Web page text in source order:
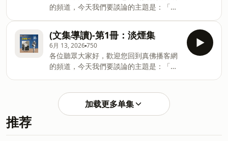
容，請上「真佛般若藏」網站線上閱讀。
心可造地獄」的佛教哲理。我們將學習如
何以花崗石般的意志面對人生的荊棘與逆
境，在心中點亮一盞不滅的明燈。關於本
書更多深入的介紹，連結請按此處。若想
深入了解這本書完整內容，請上「真佛般
若藏」網站線上閱讀。(前往真佛般若藏)
的頻道，今天我們要談論的主題是：「蓮
書的導讀。《夢園小語》是一座心靈的花
園，記錄了作者青年時期對自然、情感與
人生的深刻獨白。節目中，我們將分享如
何從樹木、瀑布等自然景物中汲取人生哲
理，並以白話探討佛教中「心即是佛」、
「因果善念」等基本觀念。當您感到挫折
或對未來不確定時，這本書將引導您找回
內在的寧靜與光明，用純真安頓疲憊的
心。關於本書更多深入的介紹，連結請按
上「真佛般若藏」網站線上閱讀。(前往真
(文集導讀)-第1冊：淡煙集
6月 13, 2026750
各位聽眾大家好，歡迎您回到真佛播客網
的頻道，今天我們要談論的主題是：「蓮
的敏銳善感與純真情懷。節目中，我們將
透過作者早期的文學創作，帶領大家從大
加载更多单集
推荐